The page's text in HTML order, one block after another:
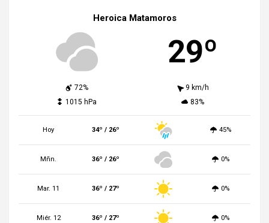
Heroica Matamoros
29º
72%
9 km/h
1015 hPa
83%
Hoy 34º / 26º 45%
Mñn. 36º / 26º 0%
Mar. 11 36º / 27º 0%
Miér. 12 36º / 27º 0%